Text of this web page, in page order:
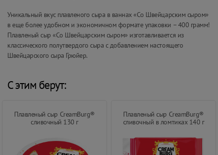
Уникальный вкус плавленого сыра в ваннах «Со Швейцарским сыром»
в еще более удобном и экономичном формате упаковки – 400 грамм!
Плавленый сыр «Со Швейцарским сыром» изготавливается из
классического полутвердого сыра с добавлением настоящего
Швейцарского сыра Грюйер.
С этим берут:
Плавленый сыр CreamBurg®
сливочный 130 г
Плавленый сыр CreamBurg®
сливочный в ломтиках 140 г